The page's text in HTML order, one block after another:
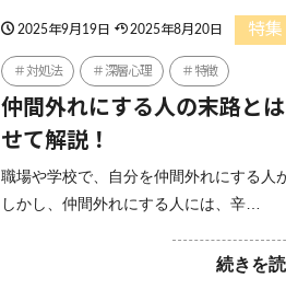
2025年9月19日 2025年8月20日 特集
対処法 深層心理 特徴
仲間外れにする人の末路と
せて解説！
職場や学校で、自分を仲間外れにする人
しかし、仲間外れにする人には、辛…
続きを